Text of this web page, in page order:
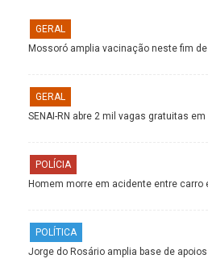
GERAL
Mossoró amplia vacinação neste fim
GERAL
SENAI-RN abre 2 mil vagas gratuitas
POLÍCIA
Homem morre em acidente entre carro
POLÍTICA
Jorge do Rosário amplia base de